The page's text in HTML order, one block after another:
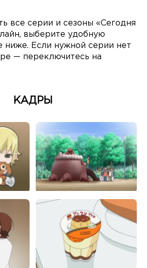
все серии и сезоны «Сегодня
выберите удобную
ниже. Если нужной серии нет
— переключитесь на
КАДРЫ